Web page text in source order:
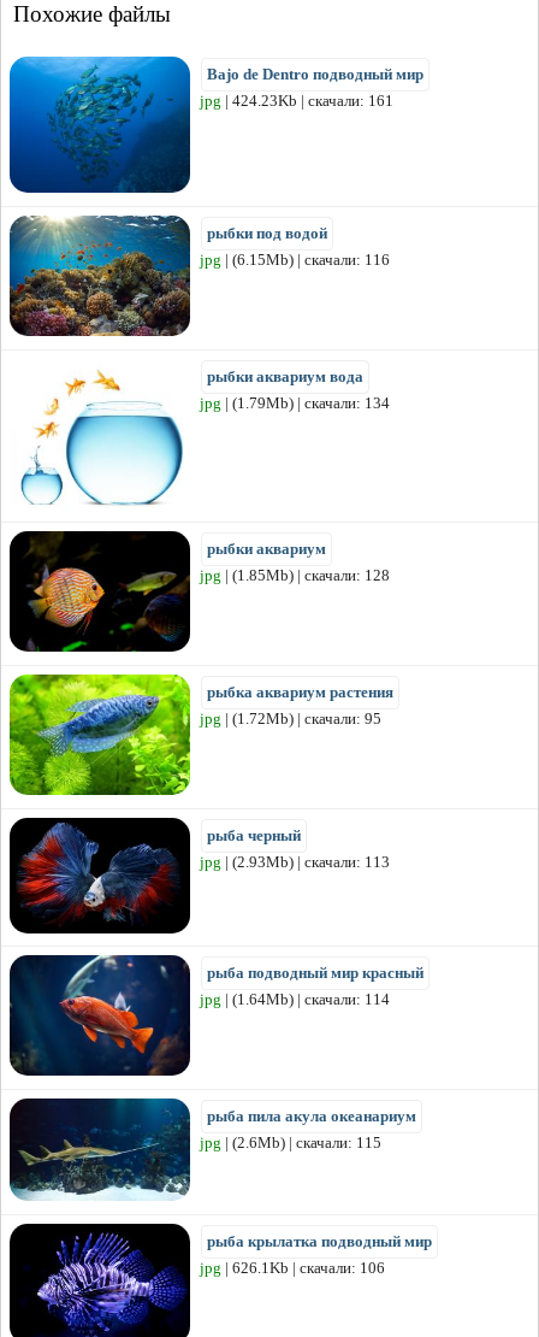
Похожие файлы
Bajo de Dentro подводный мир
jpg | 424.23Kb | скачали: 161
рыбки под водой
jpg | (6.15Mb) | скачали: 116
рыбки аквариум вода
jpg | (1.79Mb) | скачали: 134
рыбки аквариум
jpg | (1.85Mb) | скачали: 128
рыбка аквариум растения
jpg | (1.72Mb) | скачали: 95
рыба черный
jpg | (2.93Mb) | скачали: 113
рыба подводный мир красный
jpg | (1.64Mb) | скачали: 114
рыба пила акула океанариум
jpg | (2.6Mb) | скачали: 115
рыба крылатка подводный мир
jpg | 626.1Kb | скачали: 106